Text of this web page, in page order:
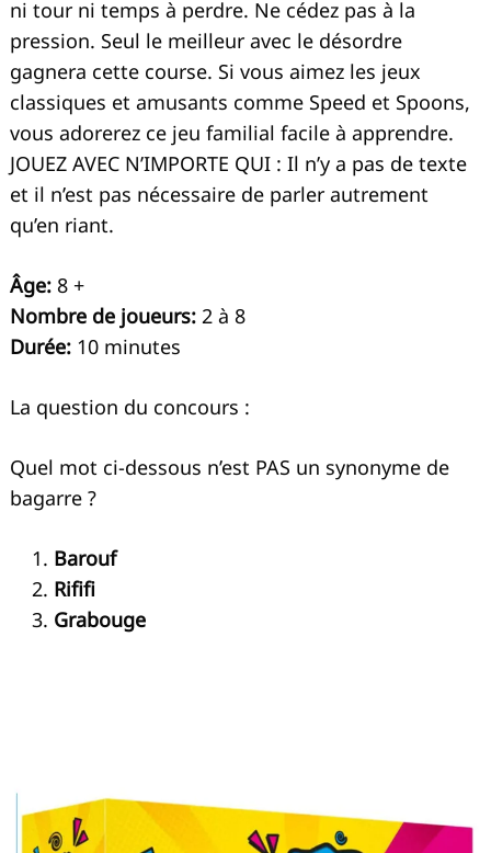
ni tour ni temps à perdre. Ne cédez pas à la
pression. Seul le meilleur avec le désordre
gagnera cette course. Si vous aimez les jeux
classiques et amusants comme Speed et Spoons,
vous adorerez ce jeu familial facile à apprendre.
JOUEZ AVEC N’IMPORTE QUI : Il n’y a pas de texte
et il n’est pas nécessaire de parler autrement
qu’en riant.
Âge: 8 +
Nombre de joueurs: 2 à 8
Durée: 10 minutes
La question du concours :
Quel mot ci-dessous n’est PAS un synonyme de
bagarre ?
Barouf
Rififi
Grabouge